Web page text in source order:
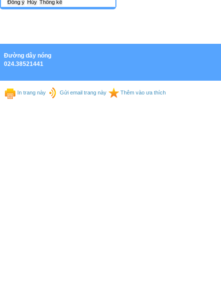
Ðường dây nóng
024.38521441
In trang này Gửi email trang này Thêm vào ưa thích